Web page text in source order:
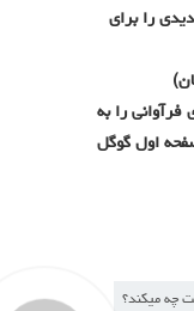
را برای
فرآوانی را به
اول گوگل
چه میکند؟